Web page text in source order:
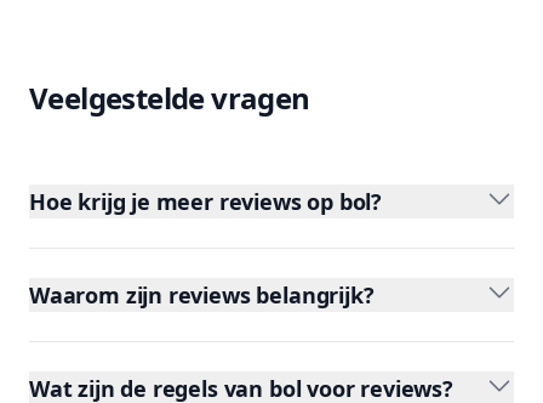
Veelgestelde vragen
Hoe krijg je meer reviews op bol?
Waarom zijn reviews belangrijk?
Wat zijn de regels van bol voor reviews?